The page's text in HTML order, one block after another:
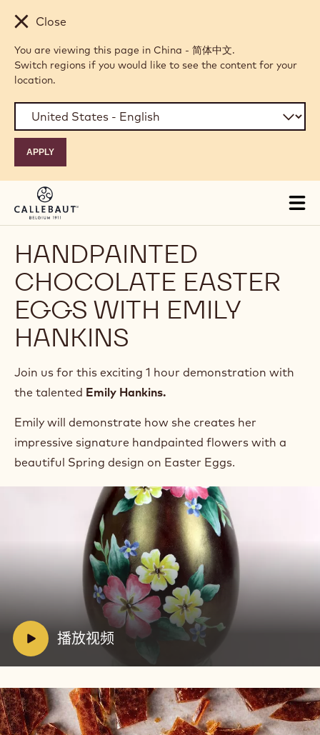
Skip to main content
Close
You are viewing this page in China - 简体中文.
Switch regions if you would like to see the content for your
location.
HANDPAINTED
CHOCOLATE EASTER
EGGS WITH EMILY
HANKINS
Join us for this exciting 1 hour demonstration with
the talented Emily Hankins.
Emily will demonstrate how she creates her
impressive signature handpainted flowers with a
beautiful Spring design on Easter Eggs.
V
e
o
:
播放视频